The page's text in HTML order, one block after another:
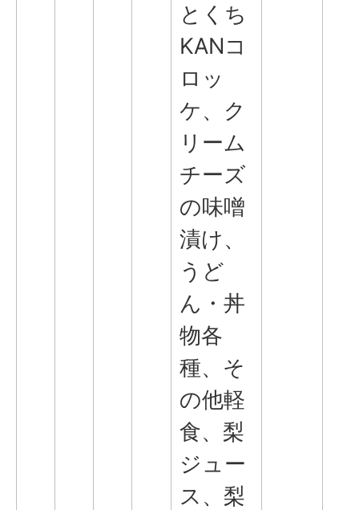
とくち
KANコ
ロッ
ケ、ク
リーム
チーズ
の味噌
漬け、
うど
ん・丼
物各
種、そ
の他軽
食、梨
ジュー
ス、梨